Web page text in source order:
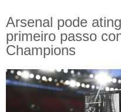
Arsenal pode
primeiro passo
Champions